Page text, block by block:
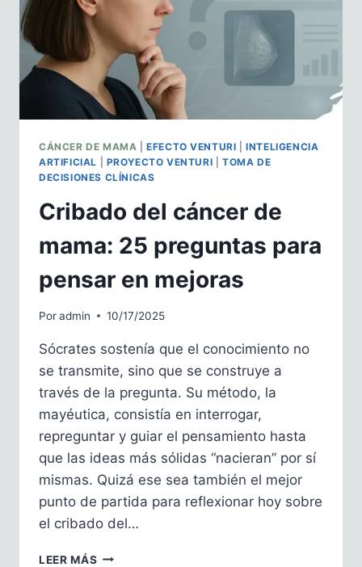
PERO
DESIGUAL…
Y
MEJORABLE
CÁNCER DE MAMA |EFECTO VENTURI |INTELIGENCIA
ARTIFICIAL
PROYECTO VENTURI |TOMA DE
DECISIONES CLÍNICAS
Cribado del cáncer de
mama: 25 preguntas para
pensar en mejoras
Poradmin 10/17/2025
Sócrates sostenía que el conocimiento no
se transmite, sino que se construye a
través de la pregunta. Su método, la
mayéutica, consistía en interrogar,
repreguntar y guiar el pensamiento hasta
que las ideas más sólidas “nacieran” por sí
mismas. Quizá ese sea también el mejor
punto de partida para reflexionar hoy sobre
el cribado del…
LEER MÁS CRIBADO